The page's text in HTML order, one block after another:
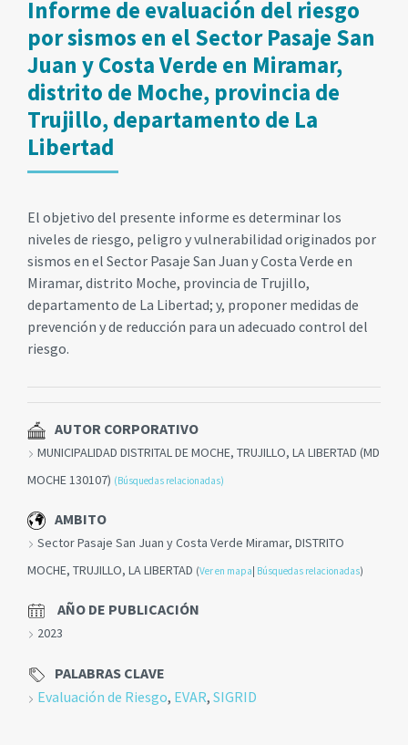
Informe de evaluación del riesgo
por sismos en el Sector Pasaje San
Juan y Costa Verde en Miramar,
distrito de Moche, provincia de
Trujillo, departamento de La
Libertad
El objetivo del presente informe es determinar los
niveles de riesgo, peligro y vulnerabilidad originados por
sismos en el Sector Pasaje San Juan y Costa Verde en
Miramar, distrito Moche, provincia de Trujillo,
departamento de La Libertad; y, proponer medidas de
prevención y de reducción para un adecuado control del
riesgo.
AUTOR CORPORATIVO
MUNICIPALIDAD DISTRITAL DE MOCHE, TRUJILLO, LA LIBERTAD (MD
MOCHE 130107) (Búsquedas relacionadas)
AMBITO
Sector Pasaje San Juan y Costa Verde Miramar, DISTRITO
MOCHE, TRUJILLO, LA LIBERTAD (Ver en mapa Búsquedas relacionadas)
AÑO DE PUBLICACIÓN
2023
PALABRAS CLAVE
Evaluación de Riesgo, EVAR, SIGRID